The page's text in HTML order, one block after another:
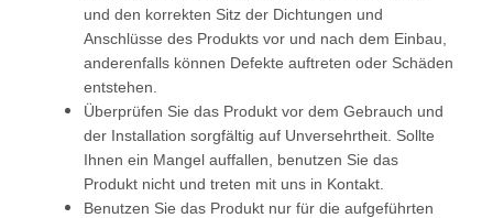
und den korrekten Sitz der Dichtungen und
Anschlüsse des Produkts vor und nach dem Einbau,
anderenfalls können Defekte auftreten oder Schäden
entstehen.
Überprüfen Sie das Produkt vor dem Gebrauch und
der Installation sorgfältig auf Unversehrtheit. Sollte
Ihnen ein Mangel auffallen, benutzen Sie das
Produkt nicht und treten mit uns in Kontakt.
Benutzen Sie das Produkt nur für die aufgeführten